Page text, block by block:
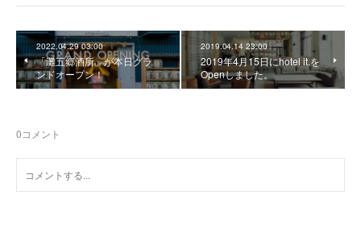
2022.04.29 03:00
「灘五郷酒所」が本日グラ
ンドオープン！
2019.04.14 23:00
2019年4月15日にhotel it.を
Openしました。
0コメント